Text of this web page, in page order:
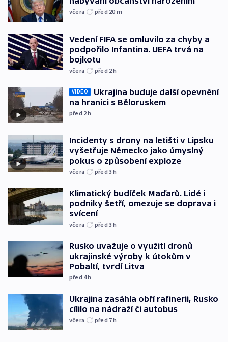
včera před 20 m
Vedení FIFA se omluvilo za chyby a
podpořilo Infantina. UEFA trvá na
bojkotu
včera před 2h
VIDEO
Ukrajina buduje další opevnění
na hranici s Běloruskem
před 2h
Incidenty s drony na letišti v Lipsku
vyšetřuje Německo jako úmyslný
pokus o způsobení exploze
včera před 3h
Klimatický budíček Maďarů. Lidé i
podniky šetří, omezuje se doprava i
svícení
včera před 3h
Rusko uvažuje o využití dronů
ukrajinské výroby k útokům v
Pobaltí, tvrdí Litva
před 4h
Ukrajina zasáhla obří rafinerii, Rusko
cílilo na nádraží či autobus
včera před 7h